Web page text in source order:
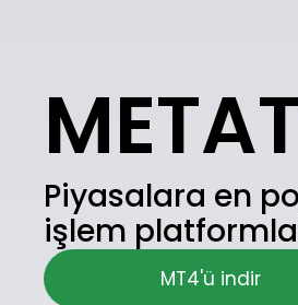
Piyasalara en
işlem
MT4'ü indir